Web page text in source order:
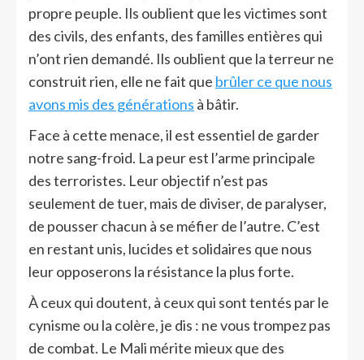
propre peuple. Ils oublient que les victimes sont
des civils, des enfants, des familles entières qui
n’ont rien demandé. Ils oublient que la terreur ne
construit rien, elle ne fait que brûler ce que nous
avons mis des générations à bâtir.
Face à cette menace, il est essentiel de garder
notre sang-froid. La peur est l’arme principale
des terroristes. Leur objectif n’est pas
seulement de tuer, mais de diviser, de paralyser,
de pousser chacun à se méfier de l’autre. C’est
en restant unis, lucides et solidaires que nous
leur opposerons la résistance la plus forte.
À ceux qui doutent, à ceux qui sont tentés par le
cynisme ou la colère, je dis : ne vous trompez pas
de combat. Le Mali mérite mieux que des